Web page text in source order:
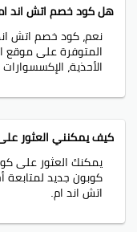
استخدم موقعنا
المختلفة وشاركها
كود خصم اتش اند
كود خصم اتش اند ام
كود خصم اتش اند
كود خصم اتش اند
كوبون خصم اتش
كوبون خصم اتش
ما هي سياسة الإرجاع
هل كود خصم اتش اند ام 2026 صالح على جميع
المتوفرة على موقع
الأحذية، الإكسسوارات
كيف يمكنني العثور على
كوبون جديد
اتش اند ام.